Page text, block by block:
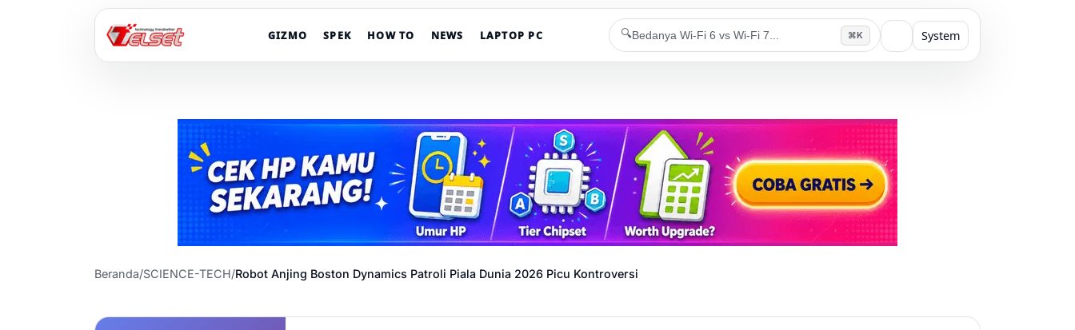
GIZMO SPEK HOW TO NEWS LAPTOP PC 🔍 ⌘K System
Beranda/SCIENCE-TECH/Robot Anjing Boston Dynamics Patroli Piala Dunia 2026 Picu Kontroversi